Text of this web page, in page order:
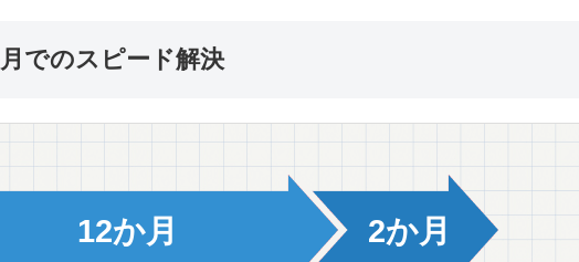
でのスピード解決
12か月 2か月